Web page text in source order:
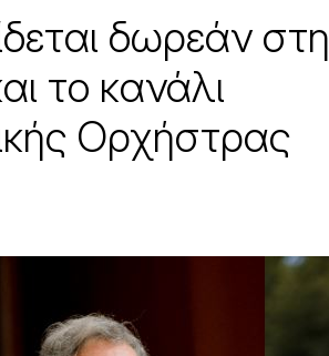
δωρεάν στη
το κανάλι
Ορχήστρας